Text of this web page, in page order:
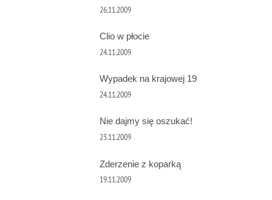
26.11.2009
Clio w płocie
24.11.2009
Wypadek na krajowej 19
24.11.2009
Nie dajmy się oszukać!
23.11.2009
Zderzenie z koparką
19.11.2009